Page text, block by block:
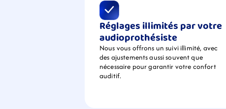
Réglages illimités par votre
audioprothésiste
Nous vous offrons un suivi illimité, avec
des ajustements aussi souvent que
nécessaire pour garantir votre confort
auditif.